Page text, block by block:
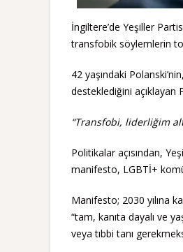
İngiltere’de Yeşiller
transfobik söylemlerin
42 yaşındaki
desteklediğini açıklayan
“Transfobi, liderliğim
Politikalar açısından,
manifesto, LGBTİ+
Manifesto; 2030 yılına
“tam, kanıta dayalı ve
veya tıbbi tanı